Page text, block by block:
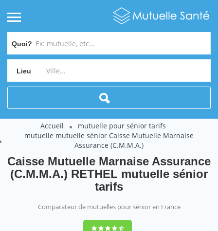
Quoi?
Lieu
Accueil
mutuelle pour sénior tarifs
mutuelle mutuelle sénior Caisse Mutuelle Marnaise
Assurance (C.M.M.A.)
Caisse Mutuelle Marnaise Assurance
(C.M.M.A.) RETHEL mutuelle sénior
tarifs
Comparateur de mutuelles pour sénior en France